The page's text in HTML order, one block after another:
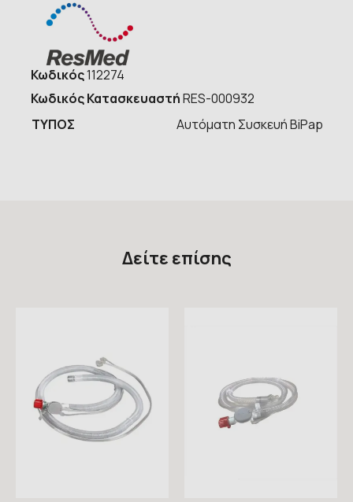
Κωδικός112274
Κωδικός ΚατασκευαστήRES-000932
ΤΥΠOΣ
Αυτόματη Συσκευή BiPap
Δείτε επίσης